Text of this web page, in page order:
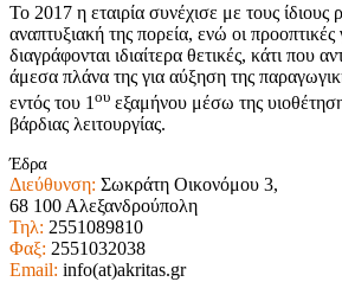
Το 2017 η εταιρία συνέχισε με τους ίδιους
αναπτυξιακή της πορεία, ενώ οι προοπτικές
διαγράφονται ιδιαίτερα θετικές, κάτι που
άμεσα πλάνα της για αύξηση της
εντός του 1 ου εξαμήνου μέσω της
βάρδιας λειτουργίας.
Έδρα
Διεύθυνση: Σωκράτη Οικονόμου 3,
68 100 Αλεξανδρούπολη
Τηλ: 2551089810
Φαξ: 2551032038
Email: info(at)akritas.gr